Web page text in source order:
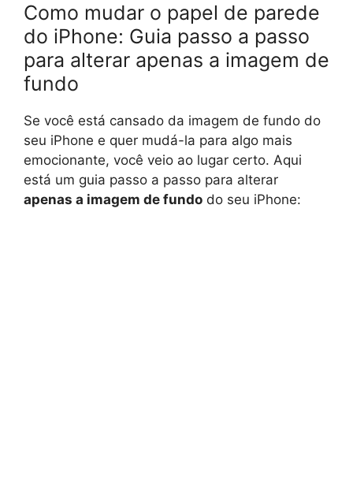
Como mudar o papel de parede
do iPhone: Guia passo a passo
para alterar apenas a imagem de
fundo
Se você está cansado da imagem de fundo do
seu iPhone e quer mudá-la para algo mais
emocionante, você veio ao lugar certo. Aqui
está um guia passo a passo para alterar
apenas a imagem de fundo do seu iPhone: